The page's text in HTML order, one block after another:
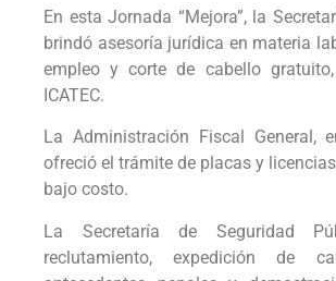
En esta Jornada “Mejora”, la
brindó asesoría jurídica en materia
empleo y corte de cabello
ICATEC.
La Administración Fiscal General,
ofreció el trámite de placas y
bajo costo.
La Secretaría de Seguridad
reclutamiento, expedición de